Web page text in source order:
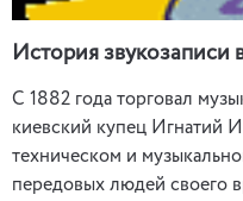
История звукозаписи
С 1882 года торговал
киевский купец Игнатий
техническом и
передовых людей своего